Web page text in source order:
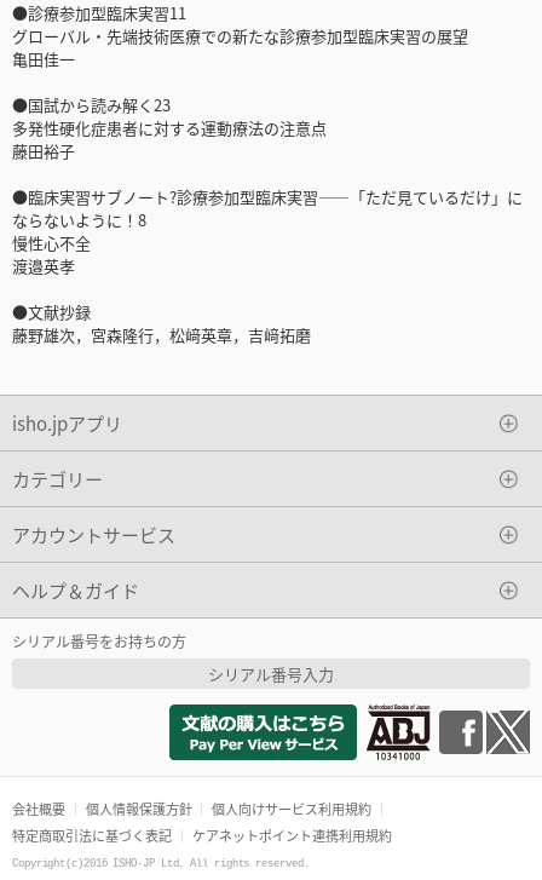
●診療参加型臨床実習11
グローバル・先端技術医療での新たな診療参加型臨床実習の展望
亀田佳一
●国試から読み解く23
多発性硬化症患者に対する運動療法の注意点
藤田裕子
●臨床実習サブノート?診療参加型臨床実習――「ただ見ているだけ」に
ならないように！8
慢性心不全
渡邉英孝
●文献抄録
藤野雄次，宮森隆行，松﨑英章，吉﨑拓磨
isho.jpアプリ
カテゴリー
アカウントサービス
ヘルプ＆ガイド
シリアル番号をお持ちの方
シリアル番号入力
会社概要 個人情報保護方針
個人向けサービス利用規約
特定商取引法に基づく表記
ケアネットポイント連携利用規約
Copyright(c)2016 ISHO-JP Ltd. All rights reserved.